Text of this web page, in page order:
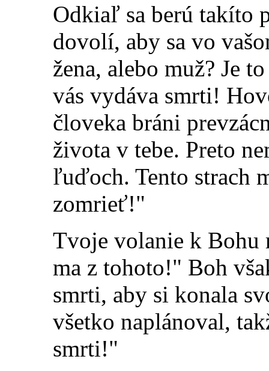
Odkiaľ sa berú takíto
dovolí, aby sa vo
žena, alebo muž? Je
vás vydáva smrti!
človeka bráni
života v tebe. Preto
ľuďoch. Tento strach
zomrieť!"
Tvoje volanie k Bohu
ma z tohoto!" Boh
smrti, aby si konala
všetko naplánoval,
smrti!"